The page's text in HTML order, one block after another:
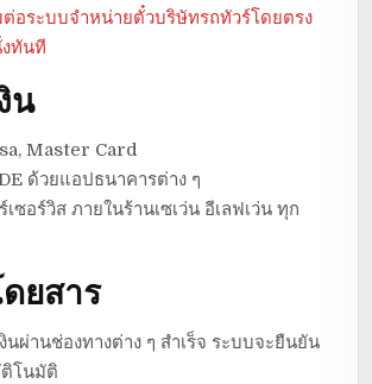
ต่อระบบจำหน่ายตั๋วบริษัทรถทัวร์โดยตรง
ทันที
น
Master Card
ด้วยแอปธนาคารต่าง ๆ
เซอร์วิส ภายในร้านเซเว่น อีเลฟเว่น ทุก
ยสาร
นผ่านช่องทางต่าง ๆ สำเร็จ ระบบจะยืนยัน
โนมัติ